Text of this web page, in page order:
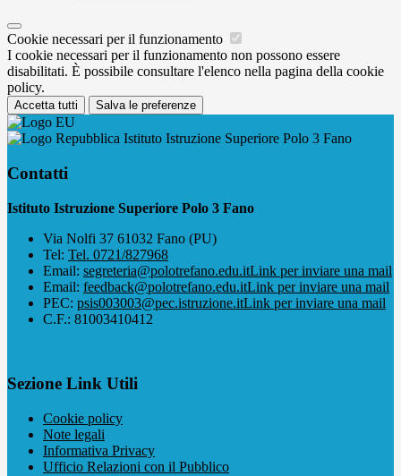
Cookie necessari per il funzionamento
I cookie necessari per il funzionamento non possono essere
disabilitati. È possibile consultare l'elenco nella pagina della cookie
policy.
Accetta tutti Salva le preferenze
Istituto Istruzione Superiore Polo 3 Fano
Contatti
Istituto Istruzione Superiore Polo 3 Fano
Via Nolfi 37 61032 Fano (PU)
Tel: Tel. 0721/827968
Email: segreteria@polotrefano.e​du.itLink per inviare una mail
Email: feedback@polotrefano.edu.itLink per inviare una mail
PEC: psis003003@pec.istruzione.itLink per inviare una mail
C.F.: 81003410412
Sezione Link Utili
Cookie policy
Note legali
Informativa Privacy
Ufficio Relazioni con il Pubblico